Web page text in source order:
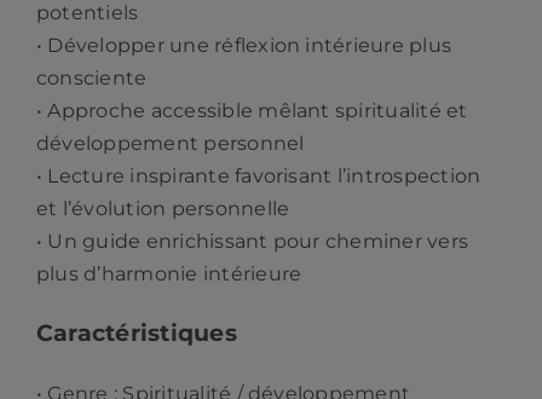
potentiels
• Développer une réflexion intérieure plus
consciente
• Approche accessible mêlant spiritualité et
développement personnel
• Lecture inspirante favorisant l’introspection
et l’évolution personnelle
• Un guide enrichissant pour cheminer vers
plus d’harmonie intérieure
Caractéristiques
• Genre : Spiritualité / développement